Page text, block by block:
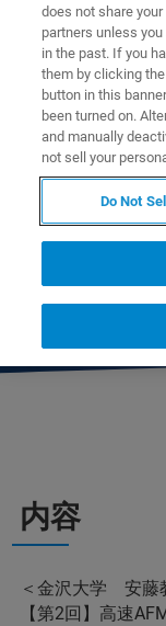
者の方々をお
ンラインシン
質分子の動態
ンポジウムで
金沢大学から
察のノウハウ
て紹介して
みイベントと
スタッフ一
内容
＜金沢大学 安藤
【第2回】高速
does not share
partners unless
in the past. If you
them by clicking
button in this
been turned on.
and manually
not sell your
Do Not